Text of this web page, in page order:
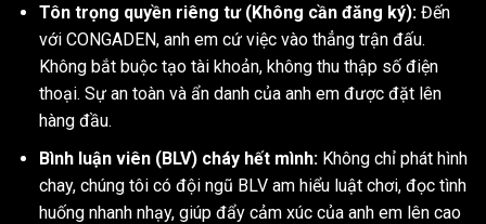
Tôn trọng quyền riêng tư (Không cần đăng ký):Đến
với CONGADEN, anh em cứ việc vào thẳng trận đấu.
Không bắt buộc tạo tài khoản, không thu thập số điện
thoại. Sự an toàn và ẩn danh của anh em được đặt lên
hàng đầu.
Bình luận viên (BLV) cháy hết mình:Không chỉ phát hình
chay, chúng tôi có đội ngũ BLV am hiểu luật chơi, đọc tình
huống nhanh nhạy, giúp đẩy cảm xúc của anh em lên cao